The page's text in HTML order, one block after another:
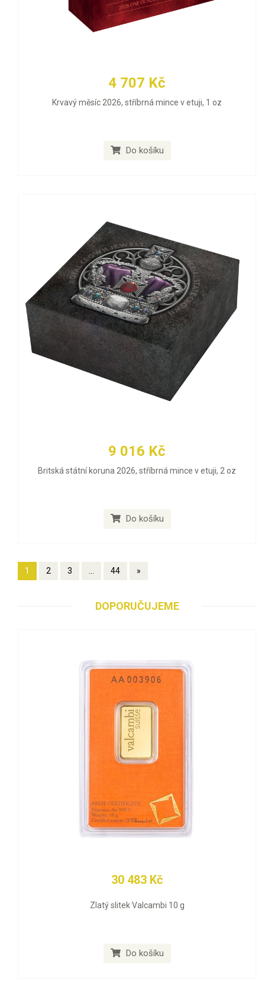
4 707 Kč
Krvavý měsíc 2026, stříbrná mince v etuji, 1 oz
Do košíku
9 016 Kč
Britská státní koruna 2026, stříbrná mince v etuji, 2 oz
Do košíku
1 2 3 ... 44 »
DOPORUČUJEME
30 483 Kč
Zlatý slitek Valcambi 10 g
Do košíku